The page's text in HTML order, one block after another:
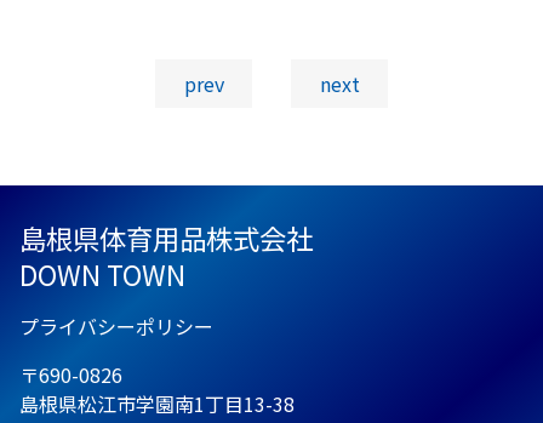
prev next
島根県体育用品株式会社
DOWN TOWN
プライバシーポリシー
〒690-0826
島根県松江市学園南1丁目13-38